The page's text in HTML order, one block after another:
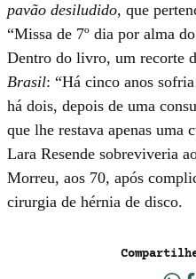
pavão desiludido, que
“Missa de 7º dia por alma
Dentro do livro, um recorte
Brasil: “Há cinco anos
há dois, depois de uma
que lhe restava apenas uma
Lara Resende sobreviveria
Morreu, aos 70, após
cirurgia de hérnia de disco.